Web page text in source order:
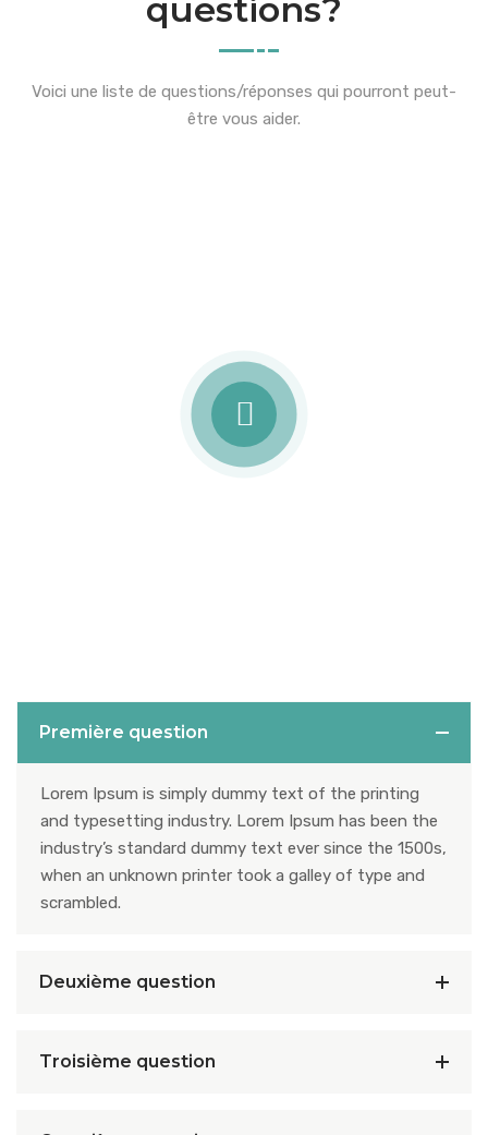
questions?
Voici une liste de questions/réponses qui pourront peut-
être vous aider.
Première question
Lorem Ipsum is simply dummy text of the printing
and typesetting industry. Lorem Ipsum has been the
industry’s standard dummy text ever since the 1500s,
when an unknown printer took a galley of type and
scrambled.
Deuxième question
Troisième question